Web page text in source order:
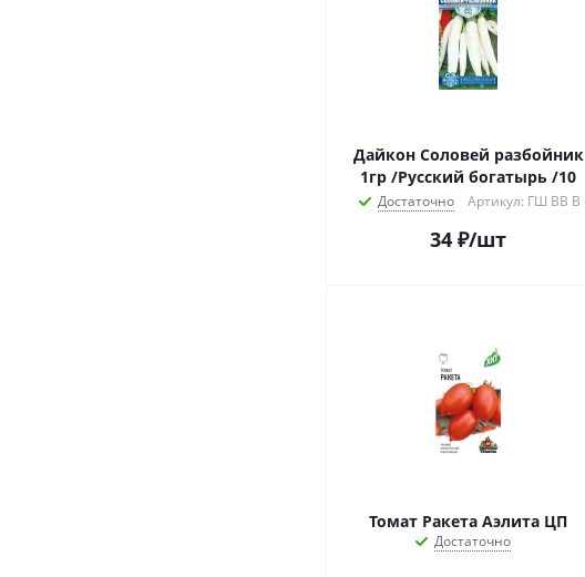
Дайкон Соловей разбойник
1гр /Русский богатырь /10
Достаточно Артикул: ГШ ВВ В
34 ₽/шт
Томат Ракета Аэлита ЦП
Достаточно